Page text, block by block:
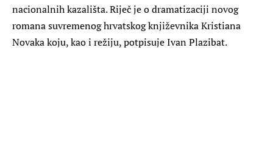
nacionalnih kazališta. Riječ je o dramatizaciji novog
romana suvremenog hrvatskog književnika Kristiana
Novaka koju, kao i režiju, potpisuje Ivan Plazibat.